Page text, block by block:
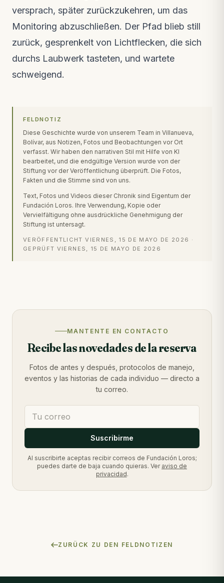
versprach, später zurückzukehren, um das
Monitoring abzuschließen. Der Pfad blieb still
zurück, gesprenkelt von Lichtflecken, die sich
durchs Laubwerk tasteten, und wartete
schweigend.
FELDNOTIZ
Diese Geschichte wurde von unserem Team in Villanueva,
Bolívar, aus Notizen, Fotos und Beobachtungen vor Ort
verfasst. Wir haben den narrativen Stil mit Hilfe von KI
bearbeitet, und die endgültige Version wurde von der
Stiftung vor der Veröffentlichung überprüft. Die Fotos,
Fakten und die Stimme sind von uns.
Text, Fotos und Videos dieser Chronik sind Eigentum der
Fundación Loros. Ihre Verwendung, Kopie oder
Vervielfältigung ohne ausdrückliche Genehmigung der
Stiftung ist untersagt.
VERÖFFENTLICHT VIERNES, 15 DE MAYO DE 2026 ·
GEPRÜFT VIERNES, 15 DE MAYO DE 2026
MANTENTE EN CONTACTO
Recibe las novedades de la reserva
Fotos de antes y después, protocolos de manejo,
eventos y las historias de cada individuo — directo a
tu correo.
Suscribirme
Al suscribirte aceptas recibir correos de Fundación Loros;
puedes darte de baja cuando quieras. Ver aviso de
privacidad.
ZURÜCK ZU DEN FELDNOTIZEN